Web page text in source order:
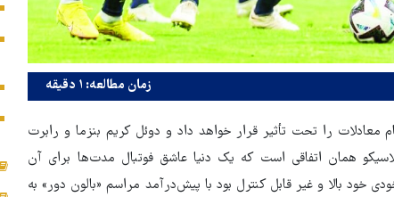
زمان مطالعه: ۱ دقیقه
را تحت تأثیر قرار خواهد داد و دوئل کریم بنزما و رابرت
همان اتفاقی است که یک دنیا عاشق فوتبال مدت‌ها برای آن
خود بالا و غیر قابل کنترل بود با پیش‌درآمد مراسم «بالون دور» به